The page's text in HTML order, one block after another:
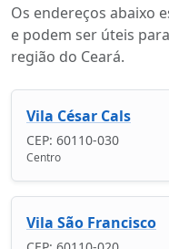
Os endereços abaixo
e podem ser úteis
região do Ceará.
Vila César Cals
CEP: 60110-030
Centro
Vila São Francisco